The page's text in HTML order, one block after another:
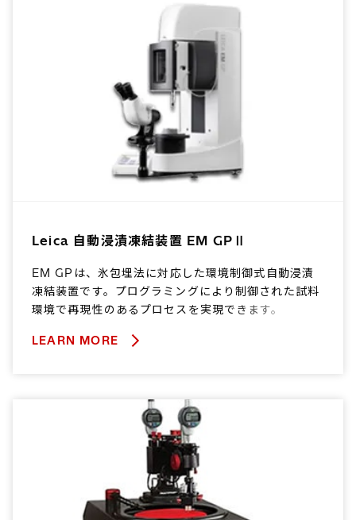
Leica 自動浸漬凍結装置 EM GPⅡ
EM GPは、氷包埋法に対応した環境制御式自動浸漬
凍結装置です。プログラミングにより制御された試料
環境で再現性のあるプロセスを実現できます。
LEARN MORE